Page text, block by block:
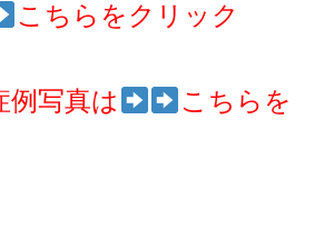
こちらをクリック
例写真は こちらを